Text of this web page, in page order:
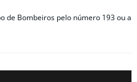
de Bombeiros pelo número 193 ou a